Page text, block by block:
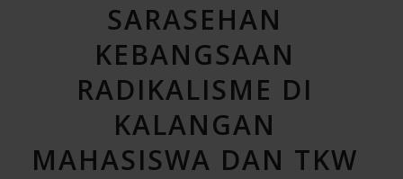
SARASEHAN
KEBANGSAAN
RADIKALISME DI
KALANGAN
MAHASISWA DAN TKW